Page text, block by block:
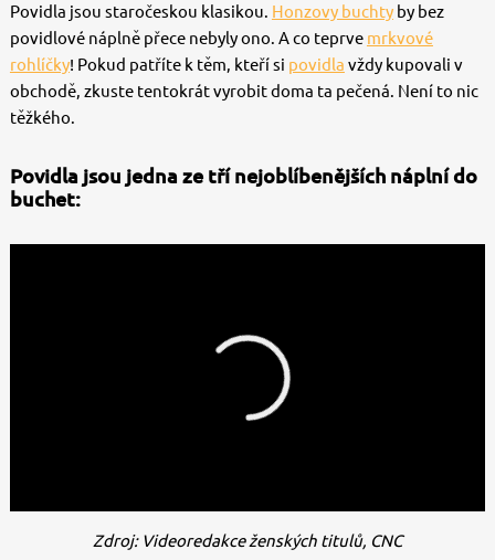
Povidla jsou staročeskou klasikou. Honzovy buchtyby bez
povidlové náplně přece nebyly ono. A co teprve mrkvové
rohlíčky! Pokud patříte k těm, kteří si povidla vždy kupovali v
obchodě, zkuste tentokrát vyrobit doma ta pečená. Není to nic
těžkého.
Povidla jsou jedna ze tří nejoblíbenějších náplní do
buchet:
Zdroj: Videoredakce ženských titulů, CNC